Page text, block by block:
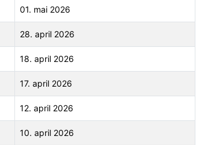
01. mai 2026
28. april 2026
18. april 2026
17. april 2026
12. april 2026
10. april 2026